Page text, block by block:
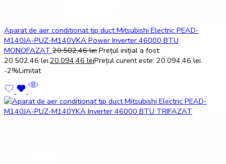
Aparat de aer conditionat tip duct Mitsubishi Electric PEAD-
M140JA-PUZ-M140VKA Power Inverter 46000 BTU
MONOFAZAT 20.502,46lei Prețul inițial a fost:
20.502,46 lei.20.094,46 leiPrețul curent este: 20.094,46 lei.
-2%Limitat